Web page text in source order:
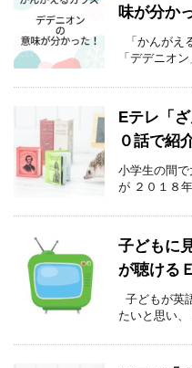
味が分か
「かんがえ
「デデニオ
Eテレ「
０話で紹
小学生の間で
が ２０１８
子どもに
が聴ける
子どもが英
たいと思い